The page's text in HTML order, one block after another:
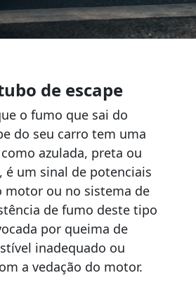
de escape
o fumo que sai do
do seu carro tem uma
azulada, preta ou
é um sinal de potenciais
motor ou no sistema de
de fumo deste tipo
por queima de
inadequado ou
a vedação do motor.